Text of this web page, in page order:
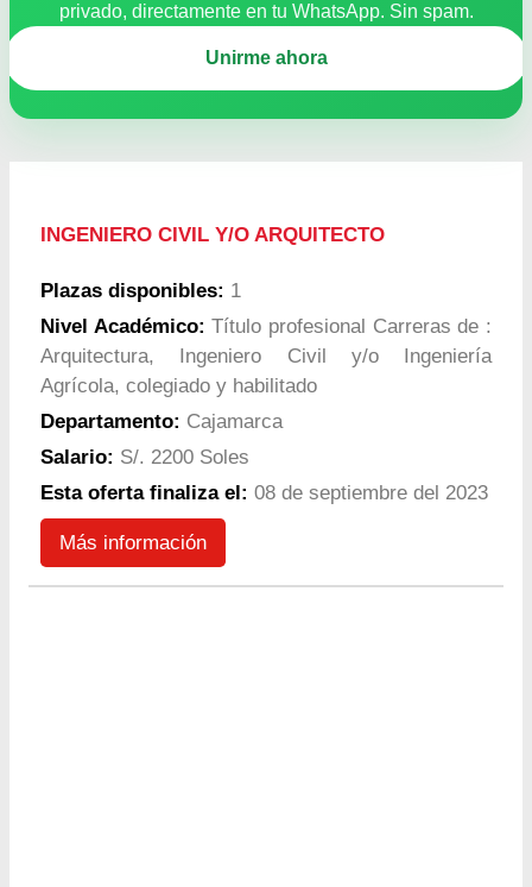
privado, directamente en tu WhatsApp. Sin spam.
Unirme ahora
INGENIERO CIVIL Y/O ARQUITECTO
Plazas disponibles: 1
Nivel Académico: Título profesional Carreras de :
Arquitectura, Ingeniero Civil y/o Ingeniería
Agrícola, colegiado y habilitado
Departamento: Cajamarca
Salario: S/. 2200 Soles
Esta oferta finaliza el: 08 de septiembre del 2023
Más información